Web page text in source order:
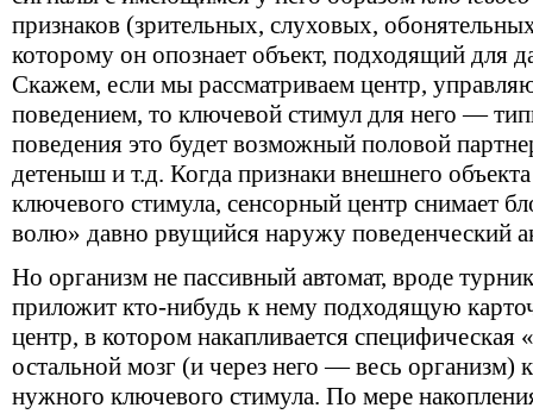
признаков (зрительных, слуховых,
которому он опознает объект, подходящий для
Скажем, если мы рассматриваем центр,
поведением, то ключевой стимул для него —
поведения это будет возможный половой
детеныш и т.д. Когда признаки внешнего
ключевого стимула, сенсорный центр снимает
волю» давно рвущийся наружу поведенческий
Но организм не пассивный автомат, вроде
приложит кто-нибудь к нему подходящую
центр, в котором накапливается специфическая
остальной мозг (и через него — весь организм)
нужного ключевого стимула. По мере